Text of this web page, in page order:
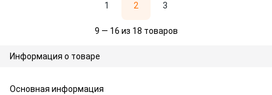
1 2 3
9 — 16 из 18 товаров
Информация о товаре
Основная информация